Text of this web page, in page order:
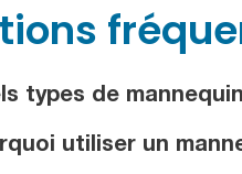
types de
utiliser un